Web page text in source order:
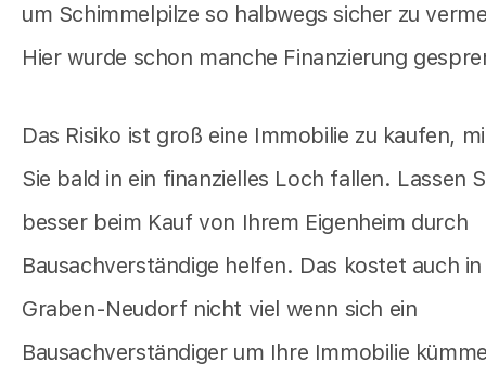
um Schimmelpilze so halbwegs sicher zu
Hier wurde schon manche Finanzierung
Das Risiko ist groß eine Immobilie zu kaufen,
Sie bald in ein finanzielles Loch fallen. Lassen
besser beim Kauf von Ihrem Eigenheim durch
Bausachverständige helfen. Das kostet auch in
Graben-Neudorf nicht viel wenn sich ein
Bausachverständiger um Ihre Immobilie